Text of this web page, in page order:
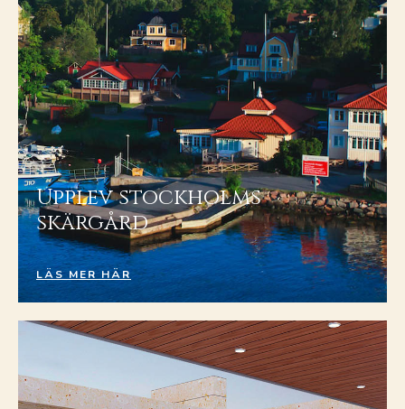
Upplev stockholms
skärgård
LÄS MER HÄR